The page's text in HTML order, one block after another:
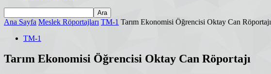
Ana Sayfa Meslek Röportajları TM-1 Tarım Ekonomisi Öğrencisi Oktay Can Röportajı
TM-1
Tarım Ekonomisi Öğrencisi Oktay Can Röportajı